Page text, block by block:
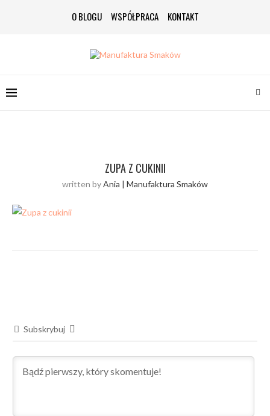
O BLOGU WSPÓŁPRACA KONTAKT
ZUPA Z CUKINII
written byAnia | Manufaktura Smaków
Subskrybuj